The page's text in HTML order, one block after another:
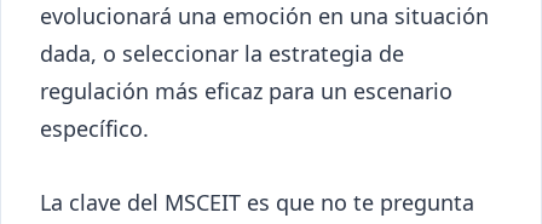
evolucionará una emoción en una situación
dada, o seleccionar la estrategia de
regulación más eficaz para un escenario
específico.
La clave del MSCEIT es que no te pregunta